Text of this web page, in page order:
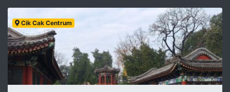
Cik Cak Centrum